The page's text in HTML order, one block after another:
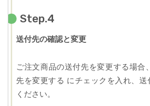
Step.4
送付先の確認と変更
ご注文商品の送付先を変更する場合
先を変更する にチェックを入れ、送
ください。